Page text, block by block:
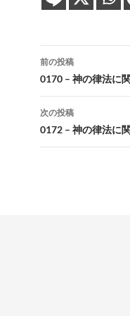
投
稿
ナ
ビ
ゲ
前の投稿
0170 – 神の律法に
次の投稿
0172 – 神の律法に